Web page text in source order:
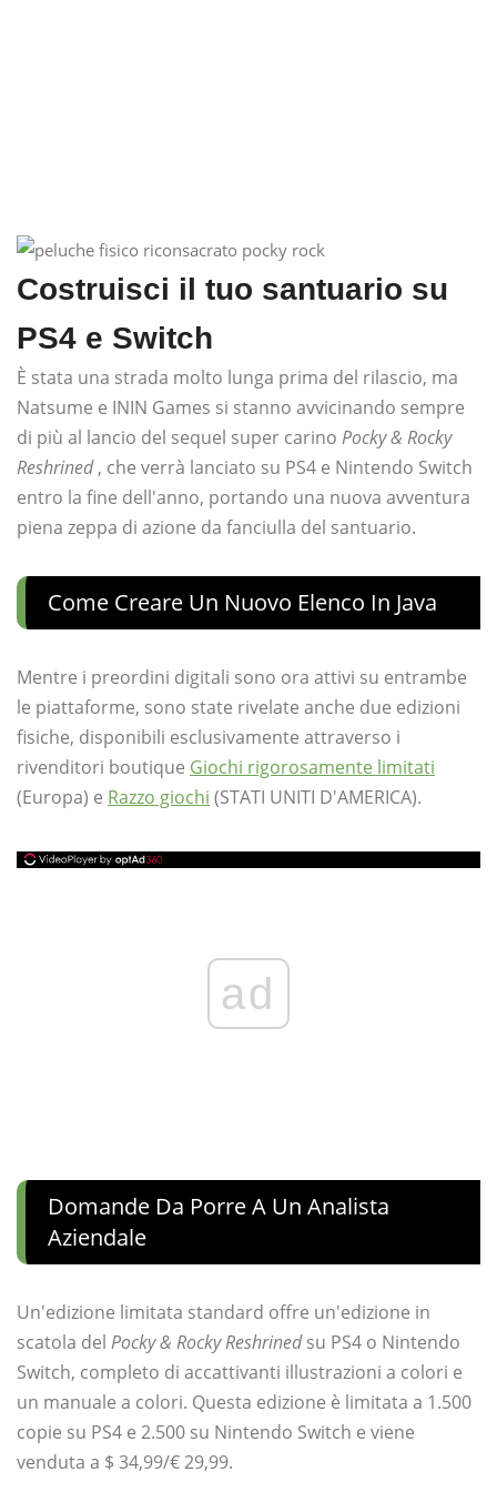
Costruisci il tuo santuario su
PS4 e Switch
È stata una strada molto lunga prima del rilascio, ma
Natsume e ININ Games si stanno avvicinando sempre
di più al lancio del sequel super carino Pocky & Rocky
Reshrined, che verrà lanciato su PS4 e Nintendo Switch
entro la fine dell'anno, portando una nuova avventura
piena zeppa di azione da fanciulla del santuario.
Come Creare Un Nuovo Elenco In Java
Mentre i preordini digitali sono ora attivi su entrambe
le piattaforme, sono state rivelate anche due edizioni
fisiche, disponibili esclusivamente attraverso i
rivenditori boutique Giochi rigorosamente limitati
(Europa) e Razzo giochi (STATI UNITI D'AMERICA).
ad
Domande Da Porre A Un Analista
Aziendale
Un'edizione limitata standard offre un'edizione in
scatola del Pocky & Rocky Reshrinedsu PS4 o Nintendo
Switch, completo di accattivanti illustrazioni a colori e
un manuale a colori. Questa edizione è limitata a 1.500
copie su PS4 e 2.500 su Nintendo Switch e viene
venduta a $ 34,99/€ 29,99.